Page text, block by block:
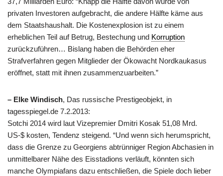
privaten Investoren aufgebracht, die andere Hälfte käme aus
dem Staatshaushalt. Die Kostenexplosion ist zu einem
erheblichen Teil auf Betrug, Bestechung und Korruption
zurückzuführen… Bislang haben die Behörden eher
Strafverfahren gegen Mitglieder der Ökowacht Nordkaukasus
eröffnet, statt mit ihnen zusammenzuarbeiten.”
– Elke Windisch, Das russische Prestigeobjekt, in
tagesspiegel.de 7.2.2013:
Sotchi 2014 wird laut Vizepremier Dmitri Kosak 51,08 Mrd.
US-$ kosten, Tendenz steigend. “Und wenn sich herumspricht,
dass die Grenze zu Georgiens abtrünniger Region Abchasien in
unmittelbarer Nähe des Eisstadions verläuft, könnten sich
manche Olympiafans dazu entschließen, die Spiele doch lieber